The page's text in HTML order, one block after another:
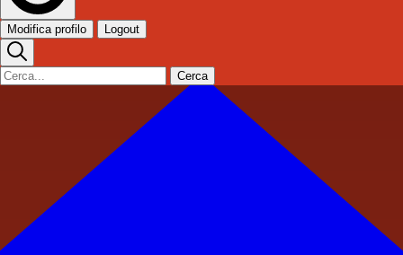
Modifica profilo Logout
Cerca